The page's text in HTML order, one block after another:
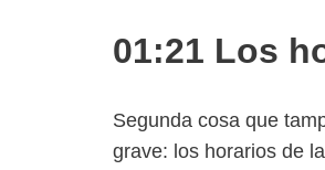
01:21 Los
Segunda cosa que
grave: los horarios de